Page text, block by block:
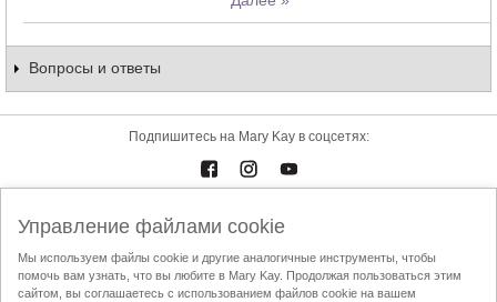
Вопросы и ответы
Подпишитесь на Mary Kay в соцсетях:
Каталоги Контакты
Условия использования Доставка и оплата
Mary Kay InTouch
Управление файлами cookie
Мы используем файлы cookie и другие аналогичные инструменты, чтобы
помочь вам узнать, что вы любите в Mary Kay. Продолжая пользоваться этим
сайтом, вы соглашаетесь с использованием файлов cookie на вашем